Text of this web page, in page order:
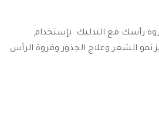
رأسك مع التدليك بإستخدام
الشعر وعلاج الجذور وفروة الرأس